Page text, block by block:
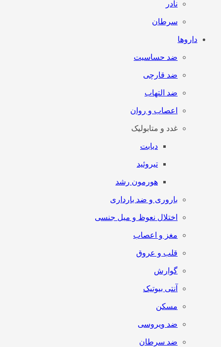
نادر
سرطان
داروها
ضد حساسیت
ضد قارچی
ضد التهاب
اعصاب و روان
غدد و متابولیک
دیابت
تیروئید
هورمون رشد
باروری و ضد بارداری
اختلال نعوظ و میل جنسی
مغز و اعصاب
قلب و عروق
گوارش
آنتی‌ بیوتیک
مسکن
ضد ویروسی
ضد سرطان